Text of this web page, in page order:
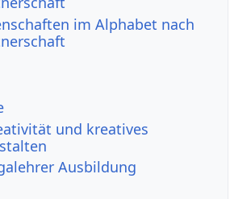
im Alphabet nach
und kreatives
Ausbildung